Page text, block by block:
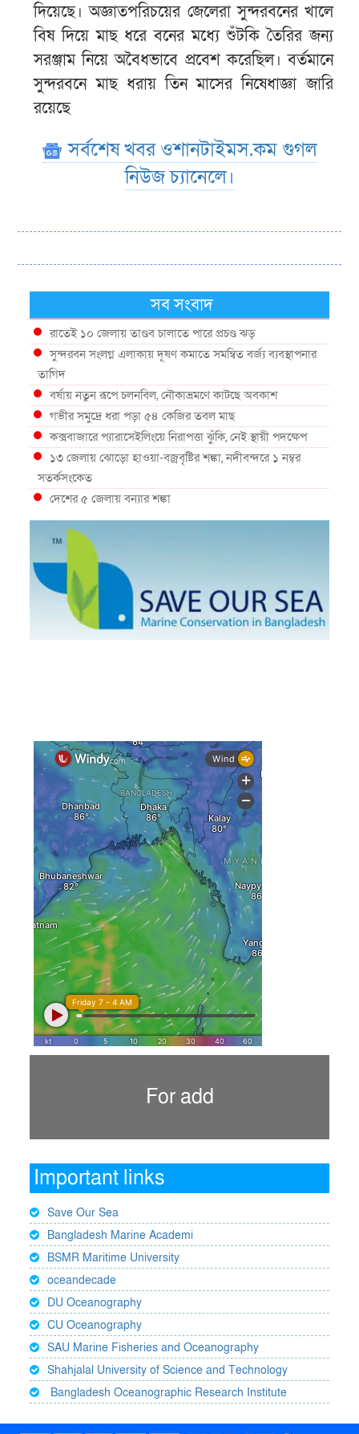
দিয়েছে। অজ্ঞাতপরিচয়ের জেলেরা সুন্দরবনের খালে
বিষ দিয়ে মাছ ধরে বনের মধ্যে শুঁটকি তৈরির জন্য
সরঞ্জাম নিয়ে অবৈধভাবে প্রবেশ করেছিল। বর্তমানে
সুন্দরবনে মাছ ধরায় তিন মাসের নিষেধাজ্ঞা জারি
রয়েছে
সর্বশেষ খবর ওশানটাইমস.কম গুগল
নিউজ চ্যানেলে।
সব সংবাদ
রাতেই ১০ জেলায় তাণ্ডব চালাতে পারে প্রচণ্ড ঝড়
সুন্দরবন সংলগ্ন এলাকায় দূষণ কমাতে সমন্বিত বর্জ্য ব্যবস্থাপনার
তাগিদ
বর্ষায় নতুন রূপে চলনবিল, নৌকাভ্রমণে কাটছে অবকাশ
গভীর সমুদ্রে ধরা পড়া ৫৪ কেজির তবল মাছ
কক্সবাজারে প্যারাসেইলিংয়ে নিরাপত্তা ঝুঁকি, নেই স্থায়ী পদক্ষেপ
১৩ জেলায় ঝোড়ো হাওয়া-বজ্রবৃষ্টির শঙ্কা, নদীবন্দরে ১ নম্বর
সতর্কসংকেত
দেশের ৫ জেলায় বন্যার শঙ্কা
দেশের বিভিন্ন অঞ্চলে বজ্রবৃষ্টির আভাস, ঢাকার আকাশও মেঘলা
আগস্টে টানা বৃষ্টি ও বন্যার আভাস, সাগরে একাধিক লঘুচাপের
শঙ্কা
স্বস্তি ও শঙ্কার পূর্বাভাস দিল আবহাওয়া
For add
Important links
Save Our Sea
Bangladesh Marine Academi
BSMR Maritime University
oceandecade
DU Oceanography
CU Oceanography
SAU Marine Fisheries and Oceanography
Shahjalal University of Science and Technology
Bangladesh Oceanographic Research Institute